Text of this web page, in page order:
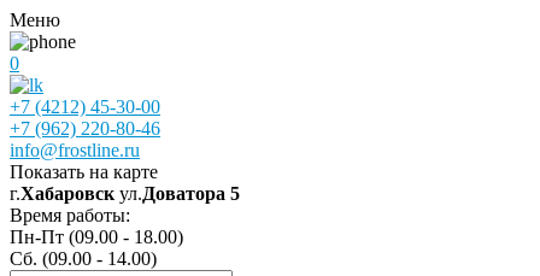
Меню
0
+7 (4212) 45-30-00
+7 (962) 220-80-46
info@frostline.ru
Показать на карте
г.Хабаровск ул.Доватора 5
Время работы:
Пн-Пт (09.00 - 18.00)
Сб. (09.00 - 14.00)